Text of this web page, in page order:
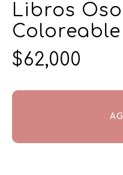
Libros
Coloreable
$62,000